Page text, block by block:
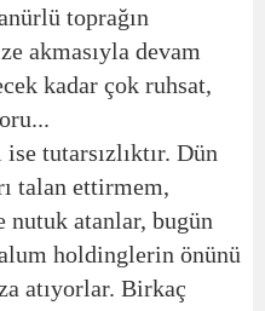
toprağın
akmasıyla devam
kadar çok ruhsat,
tutarsızlıktır. Dün
talan ettirmem,
nutuk atanlar, bugün
holdinglerin önünü
atıyorlar. Birkaç